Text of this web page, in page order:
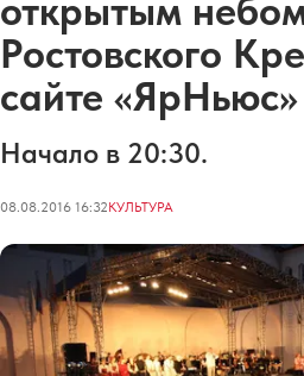
открытым
Ростовского
сайте «ЯрНьюс»
Начало в 20:30.
08.08.2016 16:32КУЛЬТУРА